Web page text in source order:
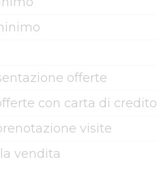
offerte
con carta di credito
visite
vendita